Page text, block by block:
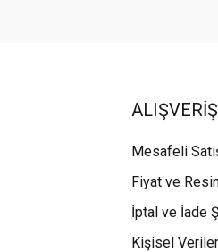
ALIŞVERİŞ
Mesafeli
Fiyat ve
İptal ve İade
Kişisel